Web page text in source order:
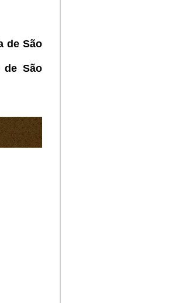
de São
de São